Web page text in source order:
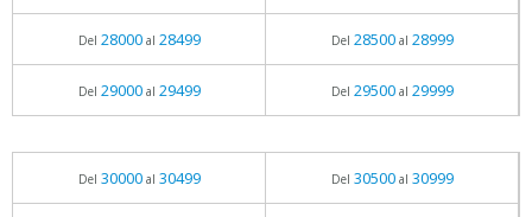
Del 28000al 28499 Del 28500al 28999
Del 29000al 29499 Del 29500al 29999
Del 30000al 30499 Del 30500al 30999